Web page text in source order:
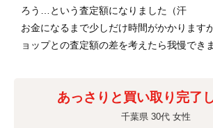
ろう…という査定額になりました（汗
お金になるまで少しだけ時間がかかります
ョップとの査定額の差を考えたら我慢でき
あっさりと買い取り完了
千葉県 30代 女性